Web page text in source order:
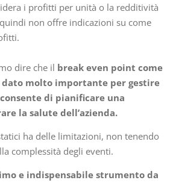
i profitti per unità o la redditività
non offre indicazioni su come
dire che il break even point come
molto importante per gestire
di pianificare una
la salute dell’azienda.
ha delle limitazioni, non tenendo
complessità degli eventi.
e indispensabile strumento da